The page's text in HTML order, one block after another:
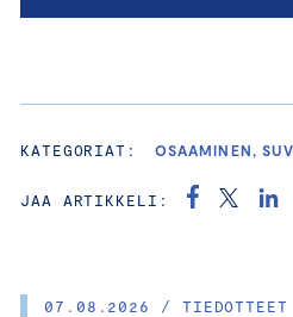
07.08.2026 / TIEDOTTEET
KATEGORIAT: OSAAMINEN,
JAA ARTIKKELI: